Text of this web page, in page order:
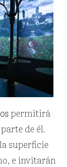
permitirá
de él.
superficie
e invitarán